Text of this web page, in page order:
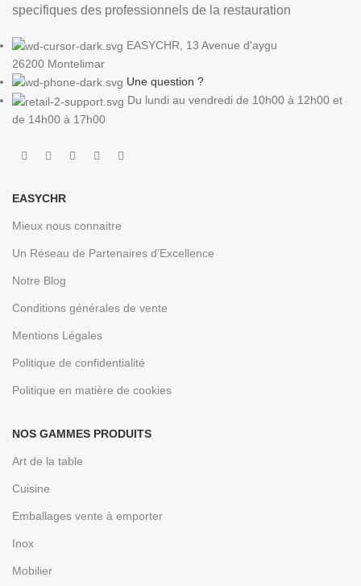
specifiques des professionnels de la restauration
EASYCHR, 13 Avenue d'aygu
26200 Montelimar
Une question ?
Du lundi au vendredi de 10h00 à 12h00 et
de 14h00 à 17h00
EASYCHR
Mieux nous connaitre
Un Réseau de Partenaires d’Excellence
Notre Blog
Conditions générales de vente
Mentions Légales
Politique de confidentialité
Politique en matière de cookies
NOS GAMMES PRODUITS
Art de la table
Cuisine
Emballages vente à emporter
Inox
Mobilier